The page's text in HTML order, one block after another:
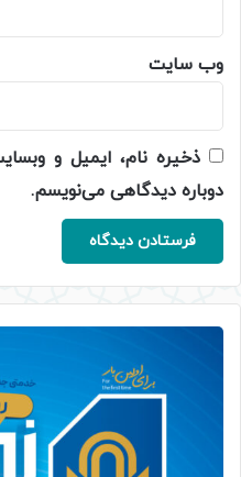
وب‌ سایت
ذخیره نام، ایمیل و
دوباره دیدگاهی می‌نویسم.